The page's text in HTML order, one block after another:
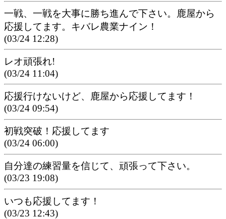
一戦、一戦を大事に勝ち進んで下さい。鹿屋から
応援してます。キバレ農業ナイン！
(03/24 12:28)
レオ頑張れ!
(03/24 11:04)
応援行けないけど、鹿屋から応援してます！
(03/24 09:54)
初戦突破！応援してます
(03/24 06:00)
自分達の練習量を信じて、頑張って下さい。
(03/23 19:08)
いつも応援してます！
(03/23 12:43)